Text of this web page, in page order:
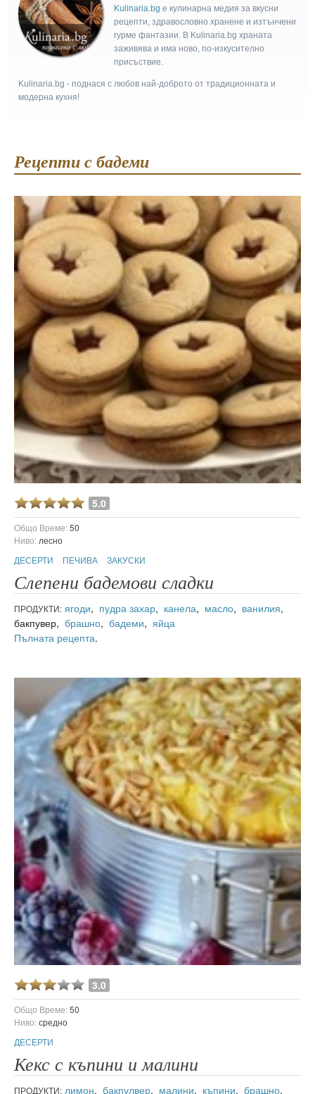
Kulinaria.bg e кулинарна медия за вкусни
рецепти, здравословно хранене и изтънчени
гурме фантазии. В Kulinaria.bg храната
заживява и има ново, по-изкусително
присъствие.
Kulinaria.bg - поднася с любов най-доброто от традиционната и
модерна кухня!
Рецепти с бадеми
5.0
Общо Време:50
Ниво: лесно
ДЕСЕРТИ
ПЕЧИВА ЗАКУСКИ
Слепени бадемови сладки
ПРОДУКТИ: ягоди, пудра захар, канела, масло, ванилия,
бакпувер, брашно, бадеми, яйца
Пълната рецепта.
3.0
Общо Време:50
Ниво:средно
ДЕСЕРТИ
Кекс с къпини и малини
ПРОДУКТИ: лимон, бакпулвер, малини, къпини, брашно,